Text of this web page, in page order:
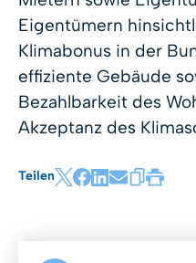
Eigentümern
Klimabonus in der
effiziente Gebäude
Bezahlbarkeit des
Akzeptanz des
Teilen